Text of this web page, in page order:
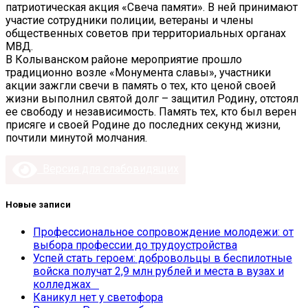
патриотическая акция «Свеча памяти». В ней принимают
участие сотрудники полиции, ветераны и члены
общественных советов при территориальных органах
МВД.
В Колыванском районе мероприятие прошло
традиционно возле «Монумента славы», участники
акции зажгли свечи в память о тех, кто ценой своей
жизни выполнил святой долг – защитил Родину, отстоял
ее свободу и независимость. Память тех, кто был верен
присяге и своей Родине до последних секунд жизни,
почтили минутой молчания.
Новые записи
Профессиональное сопровождение молодежи: от
выбора профессии до трудоустройства
Успей стать героем: добровольцы в беспилотные
войска получат 2,9 млн рублей и места в вузах и
колледжах
Каникул нет у светофора